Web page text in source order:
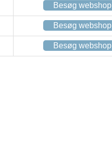
Besøg webshop
Besøg webshop
Besøg webshop